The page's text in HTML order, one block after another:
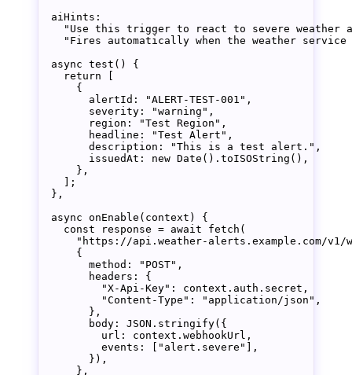
  aiHints:
"Use this trigger to react to severe weather
"Fires automatically when the weather
  async
test () {
    return
      {
        alertId:
"ALERT-TEST-001" ,
        severity:
"warning" ,
        region:
"Test Region" ,
        headline:
"Test Alert" ,
        description:
"This is a test alert." ,
        issuedAt:
new Date (). toISOString (),
      },
    ];
  },
  async
onEnable ( context ) {
    const
response = await fetch (
"https://api.weather-alerts.example.com/v1/
      {
        method:
"POST" ,
        headers: {
          "X-Api-Key"
: context.auth.secret,
          "Content-Type"
: "application/json" ,
        },
        body:
JSON . stringify({
          url: context.webhookUrl,
          events: [
"alert.severe"
],
        }),
      },